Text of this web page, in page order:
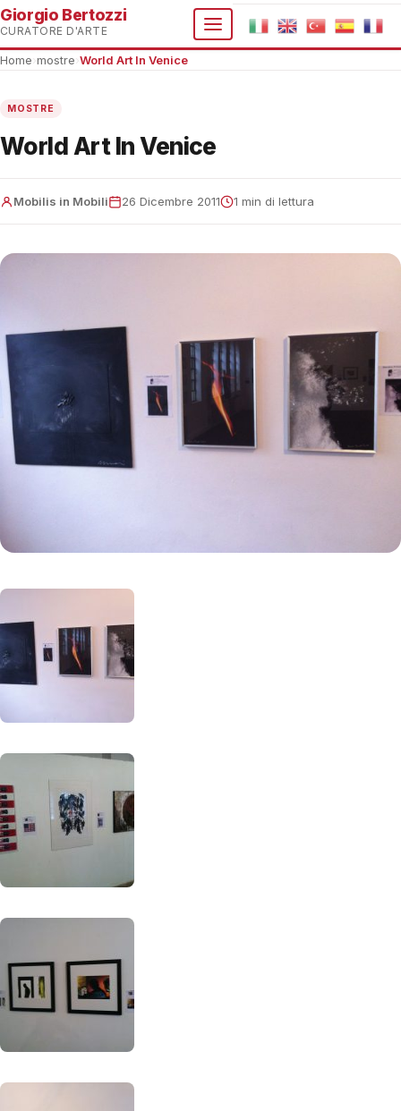
Giorgio Bertozzi
CURATORE D'ARTE
Home mostre World Art In Venice
MOSTRE
World Art In Venice
Mobilis in Mobili 26 Dicembre 2011 1 min di lettura